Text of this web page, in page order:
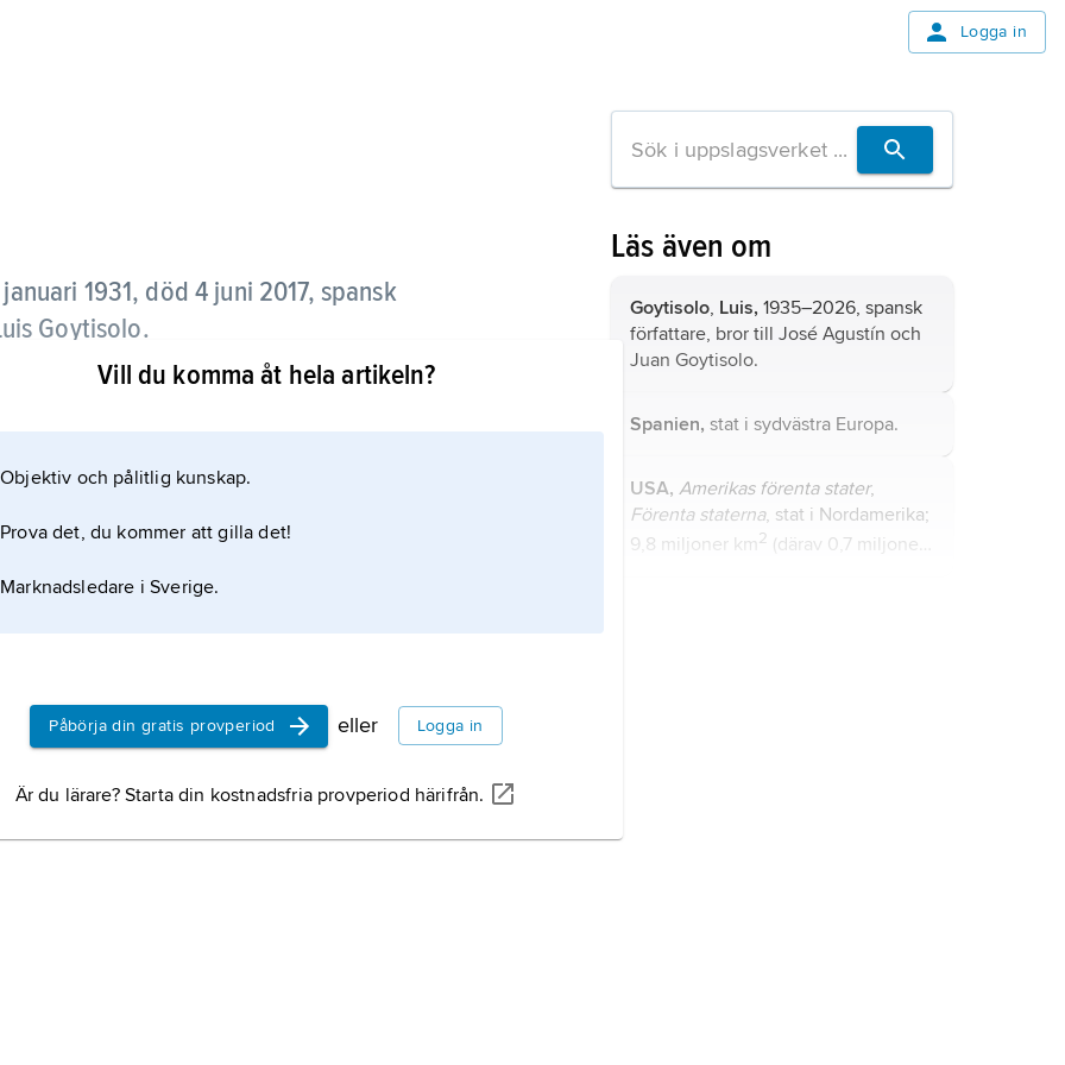
Logga in
1931, död 4 juni 2017, spansk
Goytisolo.
som på 1950-talet i romanform började
förbjöds i Spanien under denna tid.
redan vid debuten med
verk från denna tidiga
Vill du komma åt hela artikeln?
Objektiv och pålitlig kunskap.
Prova det, du kommer att gilla det!
Marknadsledare i Sverige.
Påbörja din gratis provperiod eller Logga in
Är du lärare? Starta din kostnadsfria provperiod härifrån.
Läs även om
Goytisolo, Luis, 1935–2026, spansk
författare, bror till José Agustín och
Juan Goytisolo.
Spanien, stat i sydvästra Europa.
USA, Amerikas förenta stater,
Förenta staterna, stat i Nordamerika;
9,8 miljoner km2 (därav 0,7 miljoner